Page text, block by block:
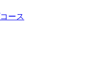
ース